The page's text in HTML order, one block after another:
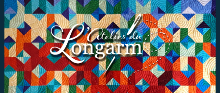
Accéder
au
contenu
principal